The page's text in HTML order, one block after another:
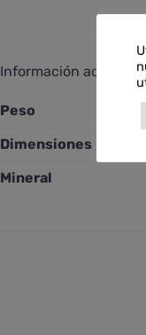
Información adicional
Peso
Dimensiones
Mineral